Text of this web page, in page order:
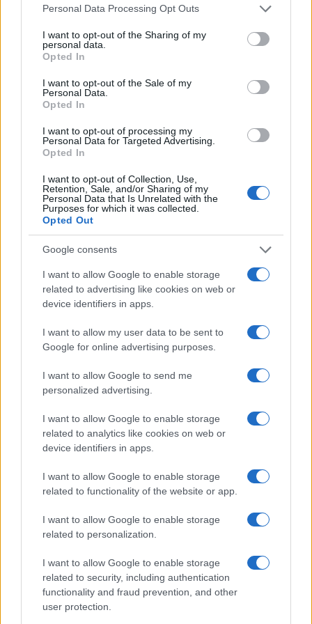
Please note that this website/app uses one or more Google
not limited to your visit or usage behaviour. You may click to
grant or deny consent to Google and its third-party tags to
use your data for below specified purposes in below Google
consent section.
Personal Data Processing Opt Outs
I want to opt-out of the Sharing of my
personal data.
Opted In
I want to opt-out of the Sale of my
Personal Data.
Opted In
I want to opt-out of processing my
Personal Data for Targeted Advertising.
Opted In
I want to opt-out of Collection, Use,
Retention, Sale, and/or Sharing of my
Personal Data that Is Unrelated with the
Purposes for which it was collected.
Opted Out
Google consents
I want to allow Google to enable storage
related to advertising like cookies on web or
device identifiers in apps.
I want to allow my user data to be sent to
Google for online advertising purposes.
I want to allow Google to send me
personalized advertising.
I want to allow Google to enable storage
related to analytics like cookies on web or
device identifiers in apps.
I want to allow Google to enable storage
related to functionality of the website or app.
I want to allow Google to enable storage
related to personalization.
I want to allow Google to enable storage
related to security, including authentication
functionality and fraud prevention, and other
user protection.
A szabadság kardja
A kötet részletesen bemutatja, miképpen
segíti a Moszad világszerte a
terrorelhárítást, hogyan épülnek ki rejtett
nemzetközi együttműködések akár váratlan
partnerekkel is , és milyen szerepet játszik az
információk gyors és pontos kiértékelése a
fenyegetések megelőzésében.
A könyv feltárja azt is, hogyanalakult áta
kémkedés művészete a mesterséges
intelligencia és a közösségi média korában. A
kötet aktuális geopolitikai kérdésekre is
reflektál, többek között arra, hogy mit
jelenthet Donald Trump második elnöksége
Izrael számára, és milyen stratégiai
alkalmazkodást kíván meg egy ilyen globális
politikai változás.
Cohent hazájában egyébként
miniszterelnöknek tartják, hogy
kiderül.
Elemzése szerint Izrael fennmaradásának
kulcsa az alkalmazkodóképesség, az